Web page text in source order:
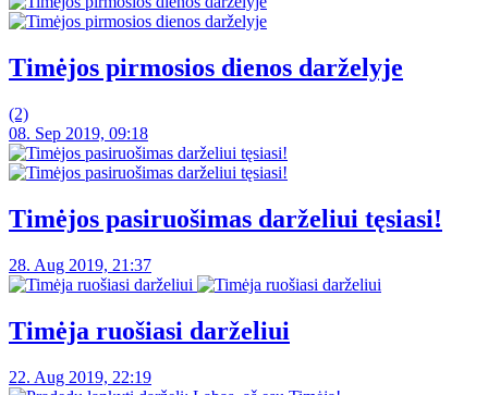
Timėjos pirmosios dienos darželyje
(2)
08. Sep 2019, 09:18
Timėjos pasiruošimas darželiui tęsiasi!
28. Aug 2019, 21:37
Timėja ruošiasi darželiui
22. Aug 2019, 22:19